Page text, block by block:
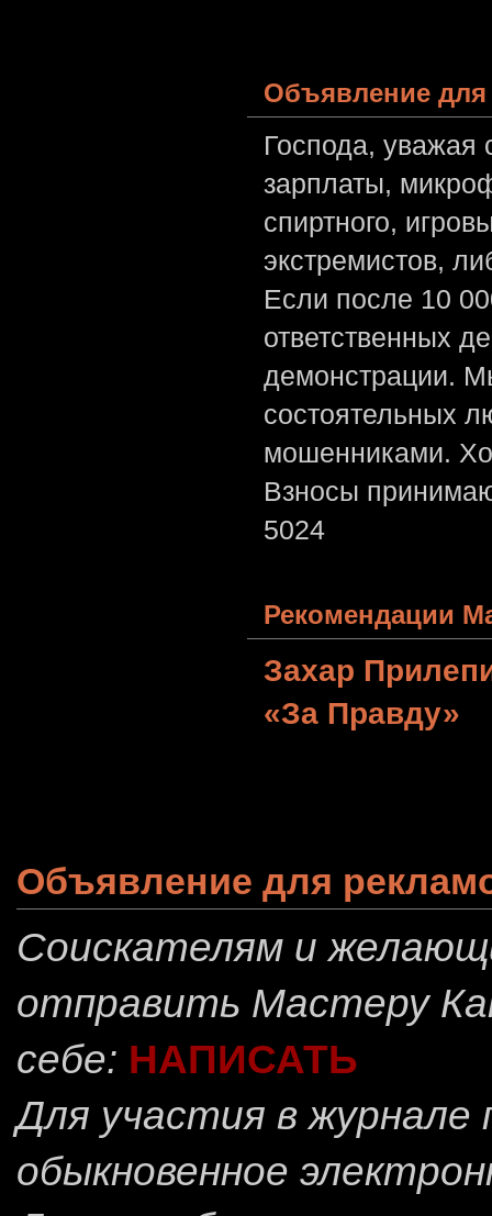
Объявление для
Господа,
зарплаты,
спиртного,
экстремистов,
Если после 10
ответственных
демонстрации.
состоятельных
мошенниками.
Взносы
5024
Рекомендации
Захар
«За Правду»
Объявление для
Соискателям и
отправить Мастеру
себе: НАПИСАТЬ
Для участия в
обыкновенное